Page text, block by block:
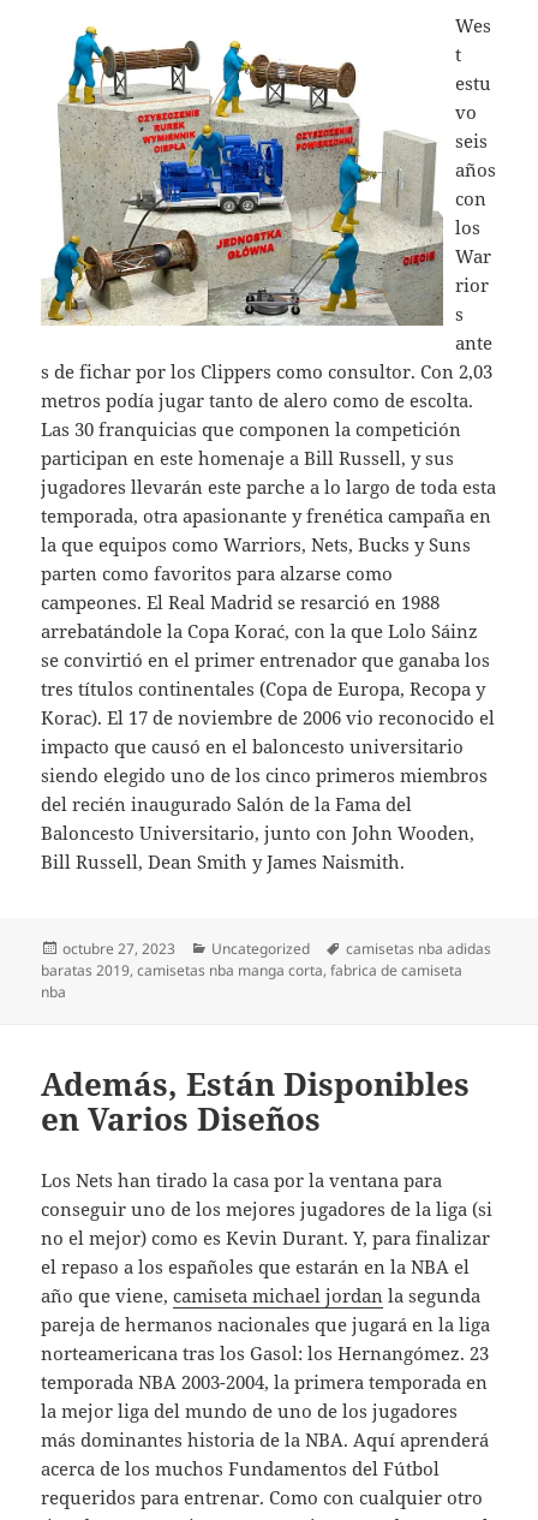
Wes
t
estu
vo
seis
años
con
los
War
rior
s
ante
s de fichar por los Clippers como consultor. Con 2,03
metros podía jugar tanto de alero como de escolta.
Las 30 franquicias que componen la competición
participan en este homenaje a Bill Russell, y sus
jugadores llevarán este parche a lo largo de toda esta
temporada, otra apasionante y frenética campaña en
la que equipos como Warriors, Nets, Bucks y Suns
parten como favoritos para alzarse como
campeones. El Real Madrid se resarció en 1988
arrebatándole la Copa Korać, con la que Lolo Sáinz
se convirtió en el primer entrenador que ganaba los
tres títulos continentales (Copa de Europa, Recopa y
Korac). El 17 de noviembre de 2006 vio reconocido el
impacto que causó en el baloncesto universitario
siendo elegido uno de los cinco primeros miembros
del recién inaugurado Salón de la Fama del
Baloncesto Universitario, junto con John Wooden,
Bill Russell, Dean Smith y James Naismith.
Publicado
el
octubre 27, 2023 Categorías
Uncategorized Etiquetas
camisetas nba adidas
baratas 2019,camisetas nba manga corta,fabrica de camiseta
nba
Además, Están Disponibles
en Varios Diseños
Los Nets han tirado la casa por la ventana para
conseguir uno de los mejores jugadores de la liga (si
no el mejor) como es Kevin Durant. Y, para finalizar
el repaso a los españoles que estarán en la NBA el
año que viene,camiseta michael jordan la segunda
pareja de hermanos nacionales que jugará en la liga
norteamericana tras los Gasol: los Hernangómez. 23
temporada NBA 2003-2004, la primera temporada en
la mejor liga del mundo de uno de los jugadores
más dominantes historia de la NBA. Aquí aprenderá
acerca de los muchos Fundamentos del Fútbol
requeridos para entrenar. Como con cualquier otro